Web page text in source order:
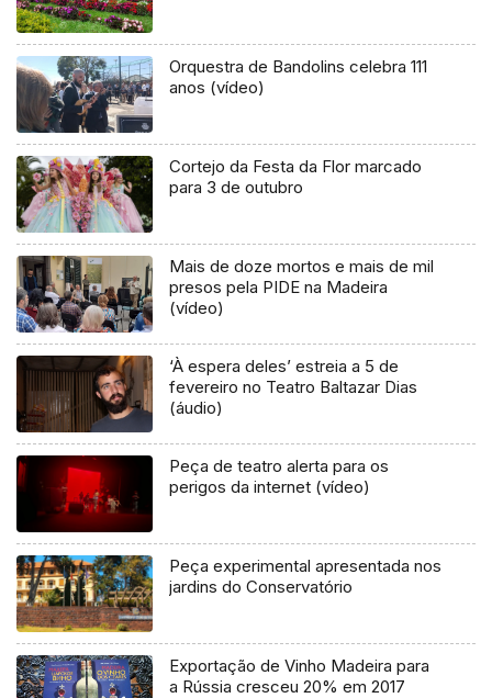
Orquestra de Bandolins celebra 111
anos (vídeo)
Cortejo da Festa da Flor marcado
para 3 de outubro
Mais de doze mortos e mais de mil
presos pela PIDE na Madeira
(vídeo)
‘À espera deles’ estreia a 5 de
fevereiro no Teatro Baltazar Dias
(áudio)
Peça de teatro alerta para os
perigos da internet (vídeo)
Peça experimental apresentada nos
jardins do Conservatório
Exportação de Vinho Madeira para
a Rússia cresceu 20% em 2017